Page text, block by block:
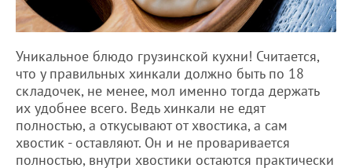
Уникальное блюдо грузинской кухни! Считается,
что у правильных хинкали должно быть по 18
складочек, не менее, мол именно тогда держать
их удобнее всего. Ведь хинкали не едят
полностью, а откусывают от хвостика, а сам
хвостик - оставляют. Он и не проваривается
полностью, внутри хвостики остаются практически